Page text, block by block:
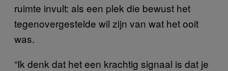
ruimte invult: als een plek die bewust het
tegenovergestelde wil zijn van wat het ooit
was.
“Ik denk dat het een krachtig signaal is dat je